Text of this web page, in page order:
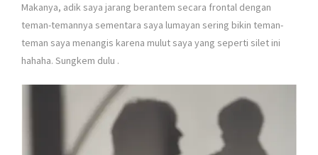
Makanya, adik saya jarang berantem secara frontal dengan
teman-temannya sementara saya lumayan sering bikin teman-
teman saya menangis karena mulut saya yang seperti silet ini
hahaha. Sungkem dulu .